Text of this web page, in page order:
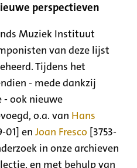
perspectieven
Muziek Instituut
van deze lijst
Tijdens het
- mede dankzij
- ook nieuwe
o.a. van Hans
01] en Joan Fresco [3753-
in onze archieven
en met behulp van